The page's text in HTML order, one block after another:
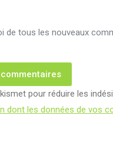
de tous les nouveaux
pour réduire les
dont les données de vos